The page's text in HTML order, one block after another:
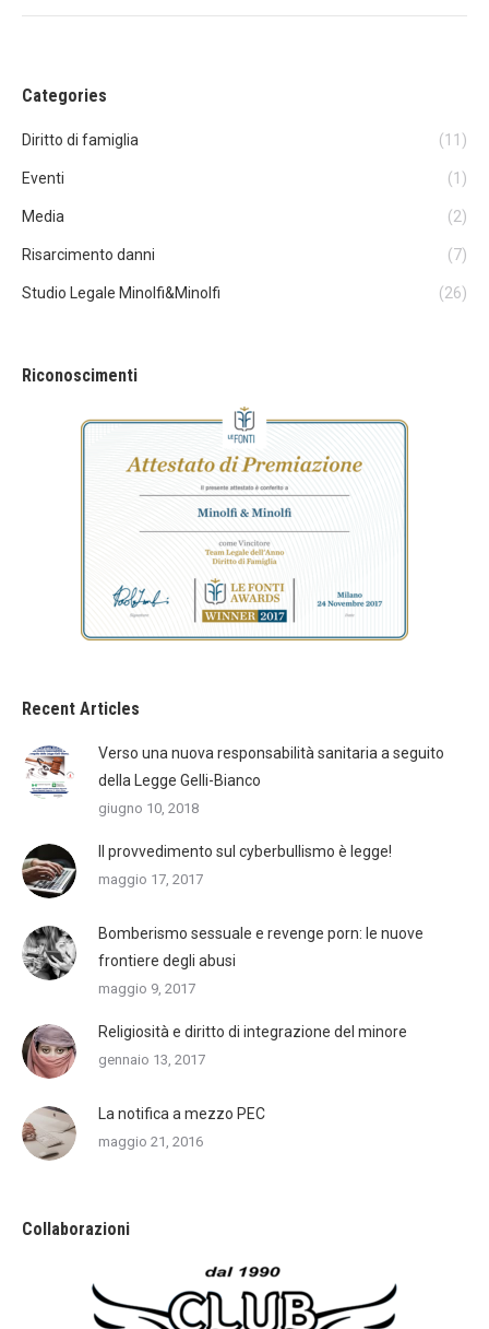
Categories
Diritto di famiglia (11)
Eventi (1)
Media (2)
Risarcimento danni (7)
Studio Legale Minolfi&Minolfi (26)
Riconoscimenti
Recent Articles
Verso una nuova responsabilità sanitaria a seguito
della Legge Gelli-Bianco
giugno 10, 2018
Il provvedimento sul cyberbullismo è legge!
maggio 17, 2017
Bomberismo sessuale e revenge porn: le nuove
frontiere degli abusi
maggio 9, 2017
Religiosità e diritto di integrazione del minore
gennaio 13, 2017
La notifica a mezzo PEC
maggio 21, 2016
Collaborazioni